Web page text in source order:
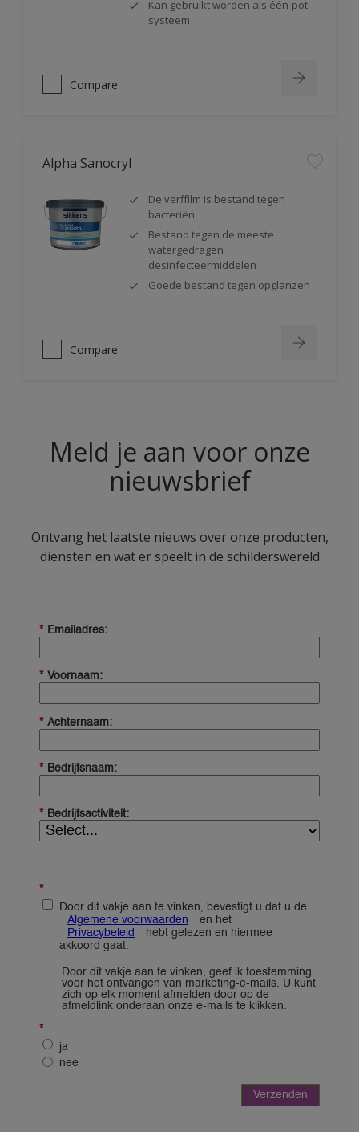
Kan gebruikt worden als één-pot-
systeem
Compare
Alpha Sanocryl
De verffilm is bestand tegen
bacteriën
Bestand tegen de meeste
watergedragen
desinfecteermiddelen
Goede bestand tegen opglanzen
Compare
Meld je aan voor onze
nieuwsbrief
Ontvang het laatste nieuws over onze producten,
diensten en wat er speelt in de schilderswereld